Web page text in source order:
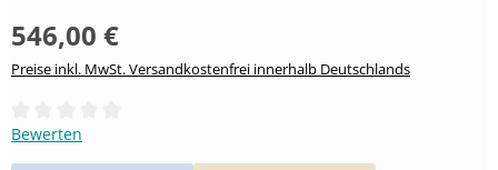
546,00 €
Preise inkl. MwSt. Versandkostenfrei innerhalb Deutschlands
Durchschnittliche Bewertung von 0 von 5 Sternen
Bewerten